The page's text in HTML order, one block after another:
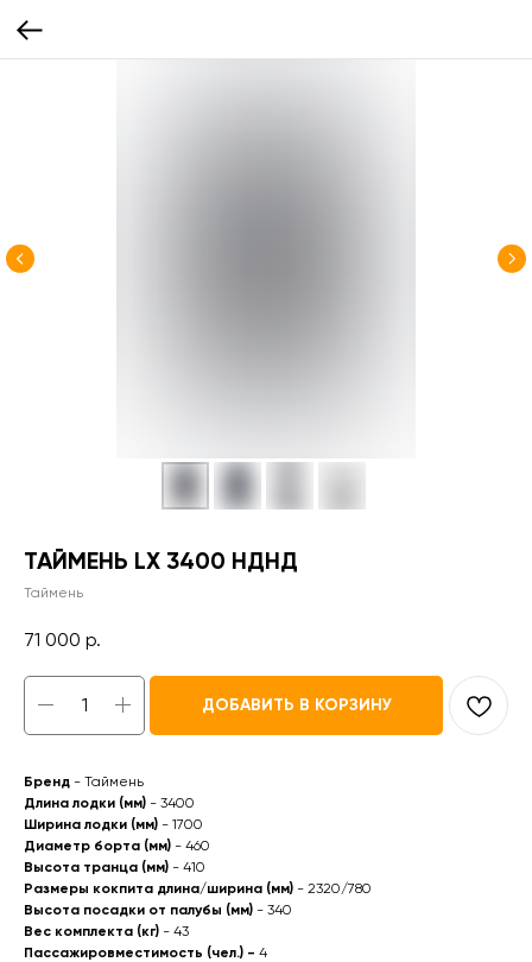
ТАЙМЕНЬ LX 3400 НДНД
Таймень
71 000 р.
ДОБАВИТЬ В КОРЗИНУ
Бренд - Таймень
Длина лодки (мм) - 3400
Ширина лодки (мм) - 1700
Диаметр борта (мм) - 460
Высота транца (мм) - 410
Размеры кокпита длина/ширина (мм) - 2320/780
Высота посадки от палубы (мм) - 340
Вес комплекта (кг) - 43
Пассажировместимость (чел.) - 4